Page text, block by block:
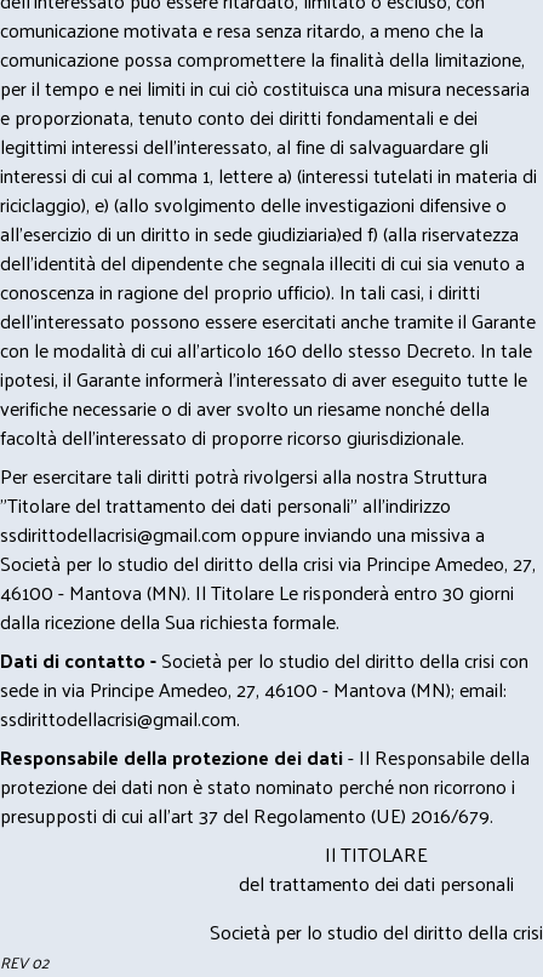
comunicazione motivata e resa senza ritardo, a meno che la
comunicazione possa compromettere la finalità della limitazione,
per il tempo e nei limiti in cui ciò costituisca una misura necessaria
e proporzionata, tenuto conto dei diritti fondamentali e dei
legittimi interessi dell’interessato, al fine di salvaguardare gli
interessi di cui al comma 1, lettere a) (interessi tutelati in materia di
riciclaggio), e) (allo svolgimento delle investigazioni difensive o
all’esercizio di un diritto in sede giudiziaria)ed f) (alla riservatezza
dell’identità del dipendente che segnala illeciti di cui sia venuto a
conoscenza in ragione del proprio ufficio). In tali casi, i diritti
dell’interessato possono essere esercitati anche tramite il Garante
con le modalità di cui all’articolo 160 dello stesso Decreto. In tale
ipotesi, il Garante informerà l’interessato di aver eseguito tutte le
verifiche necessarie o di aver svolto un riesame nonché della
facoltà dell’interessato di proporre ricorso giurisdizionale.
Per esercitare tali diritti potrà rivolgersi alla nostra Struttura
"Titolare del trattamento dei dati personali" all'indirizzo
ssdirittodellacrisi@gmail.comoppure inviando una missiva a
Società per lo studio del diritto della crisi via Principe Amedeo, 27,
46100 - Mantova (MN). Il Titolare Le risponderà entro 30 giorni
dalla ricezione della Sua richiesta formale.
Dati di contatto -Società per lo studio del diritto della crisi con
sede in via Principe Amedeo, 27, 46100 - Mantova (MN); email:
ssdirittodellacrisi@gmail.com.
Responsabile della protezione dei dati- Il Responsabile della
protezione dei dati non è stato nominato perché non ricorrono i
presupposti di cui all’art 37 del Regolamento (UE) 2016/679.
Il TITOLARE
del trattamento dei dati personali
Società per lo studio del diritto della crisi
REV 02